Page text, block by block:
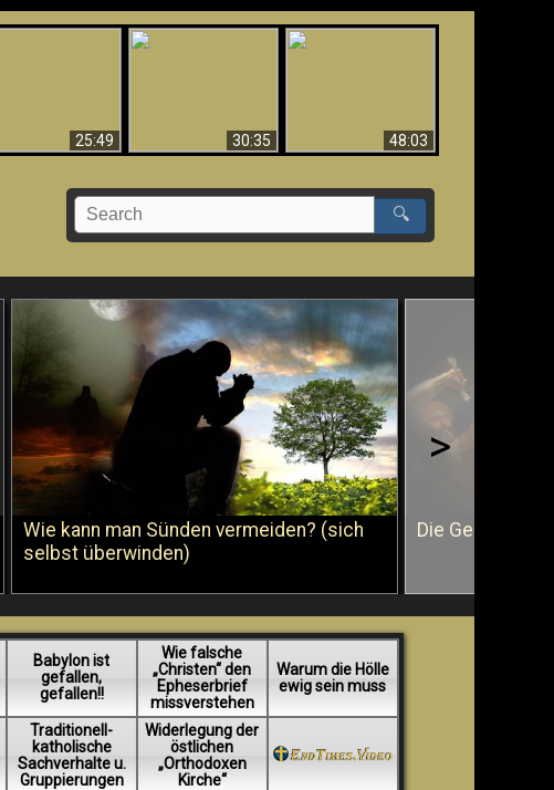
25:49 30:35
48:03
🔍
Wie kann man Sünden vermeiden? (sich
selbst überwinden)
Die Geißelung
>
Babylon ist
gefallen,
gefallen!!
Wie falsche
„Christen“ den
Epheserbrief
missverstehen
Warum die Hölle
ewig sein muss
Traditionell-
katholische
Sachverhalte u.
Gruppierungen
Widerlegung der
östlichen
„Orthodoxen
Kirche“